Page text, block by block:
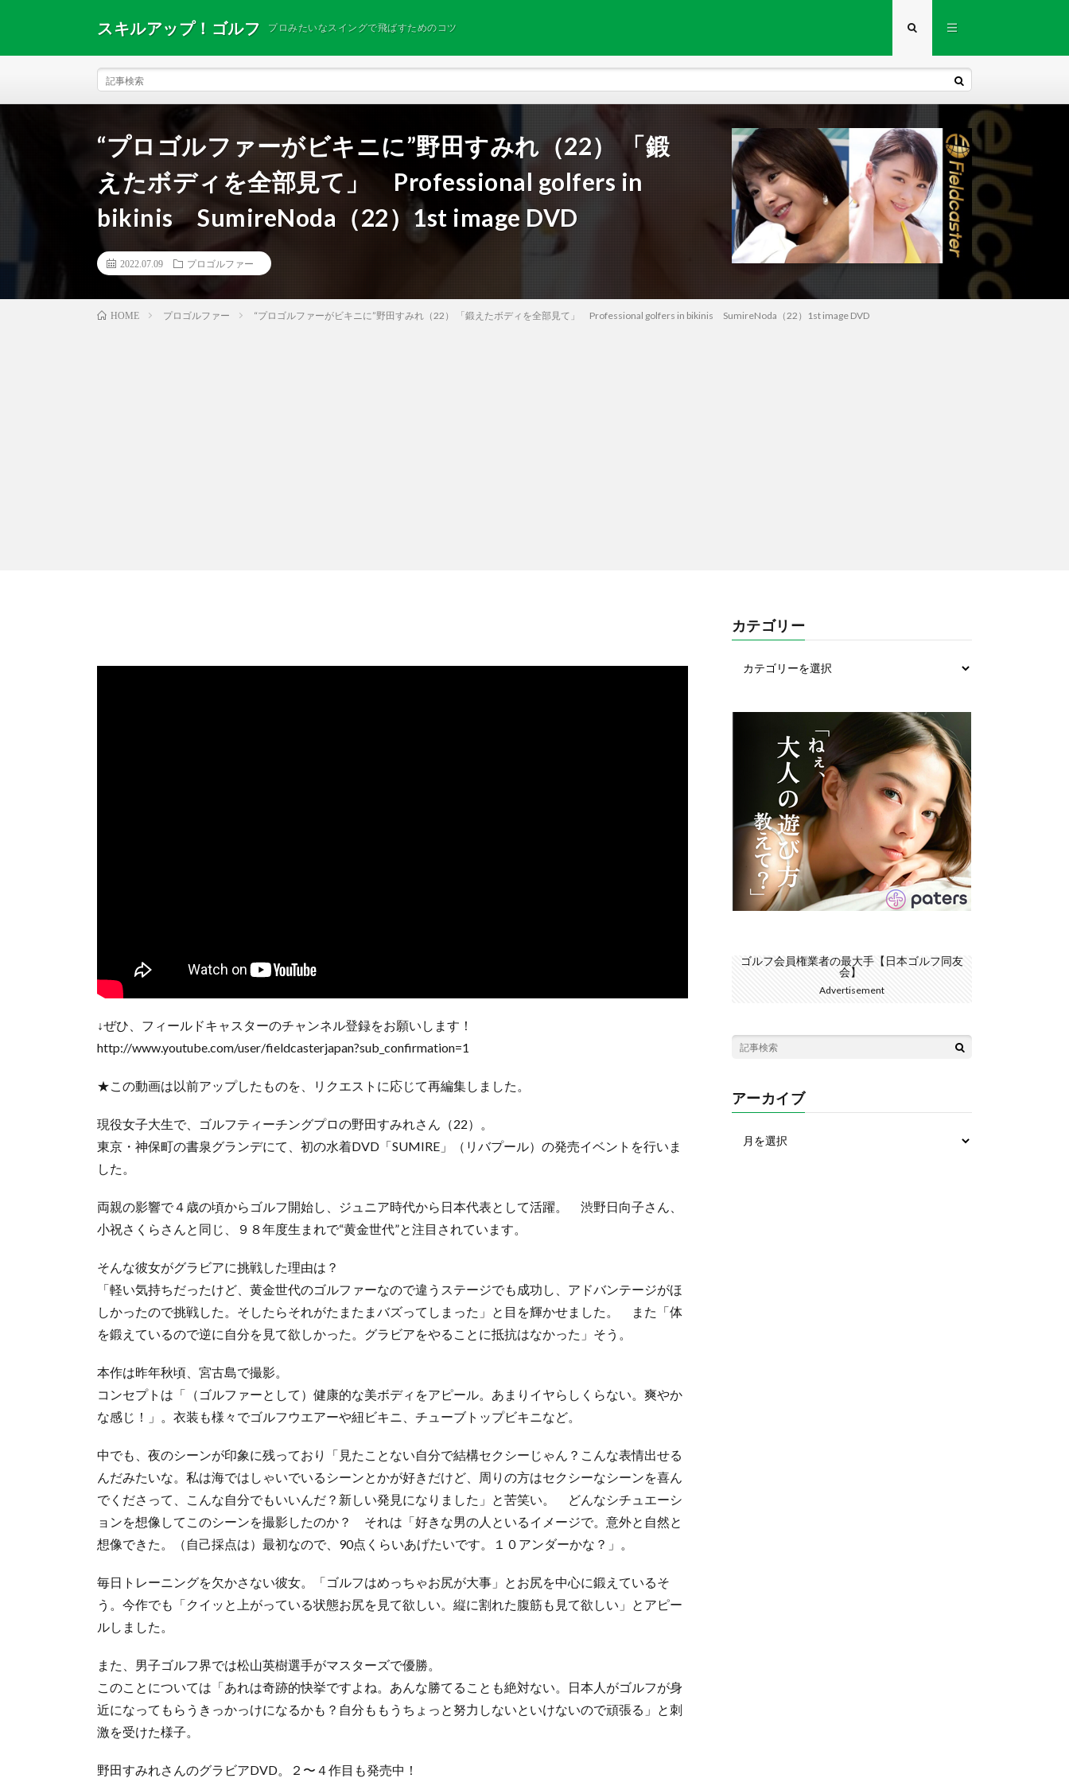
スキルアップ！ゴルフ プロみたいなスイングで飛ばすためのコツ
“プロゴルファーがビキニに”野田すみれ（22） 「鍛
えたボディを全部見て」 Professional golfers in
bikinis SumireNoda（22）1st image DVD
2022.07.09 プロゴルファー
HOME プロゴルファー “プロゴルファーがビキニに”野田すみれ（22） 「鍛えたボディを全部見て」 Professional golfers in bikinis SumireNoda（22）1st image DVD
↓ぜひ、フィールドキャスターのチャンネル登録をお願いします！
http://www.youtube.com/user/fieldcasterjapan?sub_confirmation=1
★この動画は以前アップしたものを、リクエストに応じて再編集しました。
現役女子大生で、ゴルフティーチングプロの野田すみれさん（22）。
東京・神保町の書泉グランデにて、初の水着DVD「SUMIRE」（リバプール）の発売イベントを行いま
した。
両親の影響で４歳の頃からゴルフ開始し、ジュニア時代から日本代表として活躍。 渋野日向子さん、
小祝さくらさんと同じ、９８年度生まれで“黄金世代”と注目されています。
そんな彼女がグラビアに挑戦した理由は？
「軽い気持ちだったけど、黄金世代のゴルファーなので違うステージでも成功し、アドバンテージがほ
しかったので挑戦した。そしたらそれがたまたまバズってしまった」と目を輝かせました。 また「体
を鍛えているので逆に自分を見て欲しかった。グラビアをやることに抵抗はなかった」そう。
本作は昨年秋頃、宮古島で撮影。
コンセプトは「（ゴルファーとして）健康的な美ボディをアピール。あまりイヤらしくらない。爽やか
な感じ！」。衣装も様々でゴルフウエアーや紐ビキニ、チューブトップビキニなど。
中でも、夜のシーンが印象に残っており「見たことない自分で結構セクシーじゃん？こんな表情出せる
んだみたいな。私は海ではしゃいでいるシーンとかが好きだけど、周りの方はセクシーなシーンを喜ん
でくださって、こんな自分でもいいんだ？新しい発見になりました」と苦笑い。 どんなシチュエーシ
ョンを想像してこのシーンを撮影したのか？ それは「好きな男の人といるイメージで。意外と自然と
想像できた。（自己採点は）最初なので、90点くらいあげたいです。１０アンダーかな？」。
毎日トレーニングを欠かさない彼女。「ゴルフはめっちゃお尻が大事」とお尻を中心に鍛えているそ
う。今作でも「クイッと上がっている状態お尻を見て欲しい。縦に割れた腹筋も見て欲しい」とアピー
ルしました。
また、男子ゴルフ界では松山英樹選手がマスターズで優勝。
このことについては「あれは奇跡的快挙ですよね。あんな勝てることも絶対ない。日本人がゴルフが身
近になってもらうきっかっけになるかも？自分ももうちょっと努力しないといけないので頑張る」と刺
激を受けた様子。
野田すみれさんのグラビアDVD。２〜４作目も発売中！
カテゴリー
ゴルフ会員権業者の最大手【日本ゴルフ同友
会】
Advertisement
アーカイブ